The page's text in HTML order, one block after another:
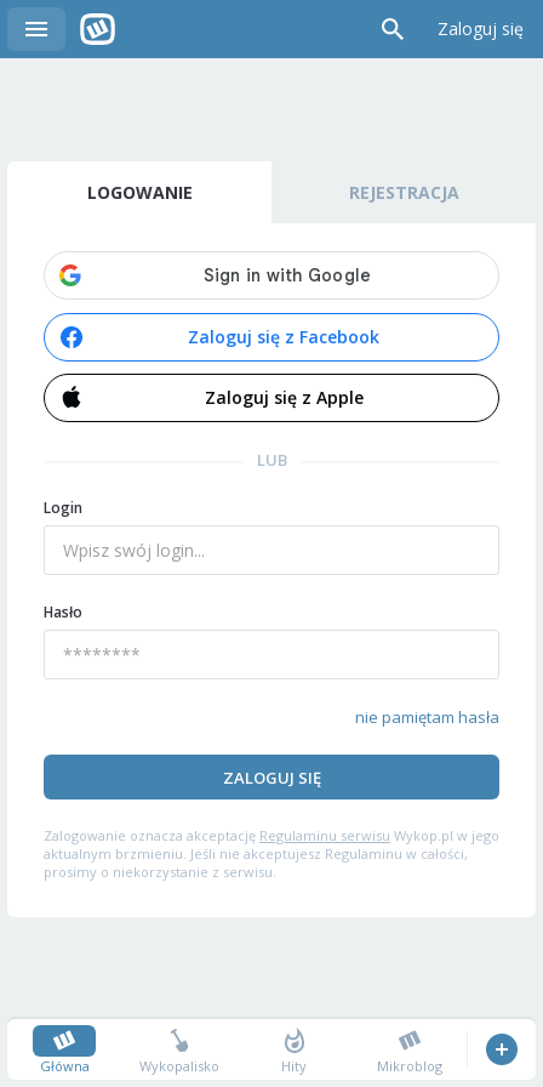
Zaloguj się
LOGOWANIE REJESTRACJA
Zaloguj się z Facebook
Zaloguj się z Apple
LUB
Login
Hasło
nie pamiętam hasła
ZALOGUJ SIĘ
Zalogowanie oznacza akceptację Regulaminu serwisu Wykop.pl w jego
aktualnym brzmieniu. Jeśli nie akceptujesz Regulaminu w całości,
prosimy o niekorzystanie z serwisu.
Główna Wykopalisko Hity Mikroblog